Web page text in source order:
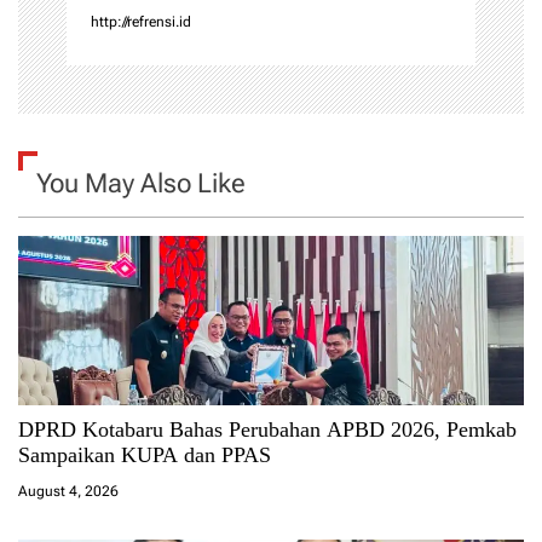
http://refrensi.id
You May Also Like
DPRD Kotabaru Bahas Perubahan APBD 2026, Pemkab
Sampaikan KUPA dan PPAS
August 4, 2026